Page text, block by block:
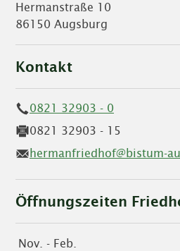
Hermanstraße 10
86150 Augsburg
Kontakt
0821 32903 - 0
0821 32903 - 15
hermanfriedhof@bistum-
Öffnungszeiten
Nov. - Feb.